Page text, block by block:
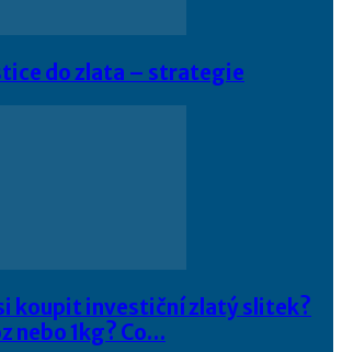
do zlata – strategie
koupit investiční zlatý slitek?
nebo 1kg? Co…